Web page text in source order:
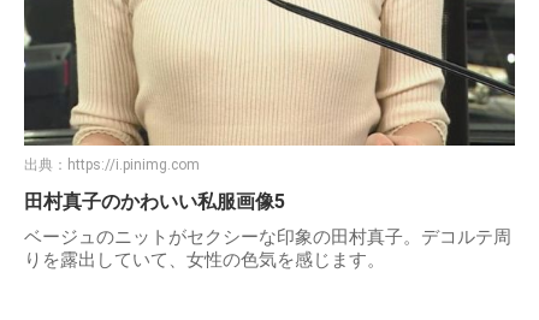
出典： https://i.pinimg.com
田村真子のかわいい私服画像5
ベージュのニットがセクシーな印象の田村真子。デコルテ周
りを露出していて、女性の色気を感じます。